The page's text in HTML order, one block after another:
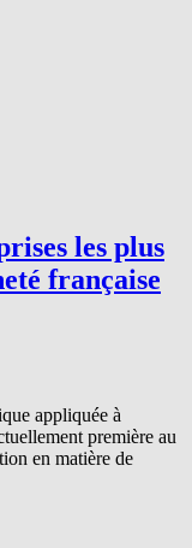
les plus
française
appliquée à
première au
en matière de